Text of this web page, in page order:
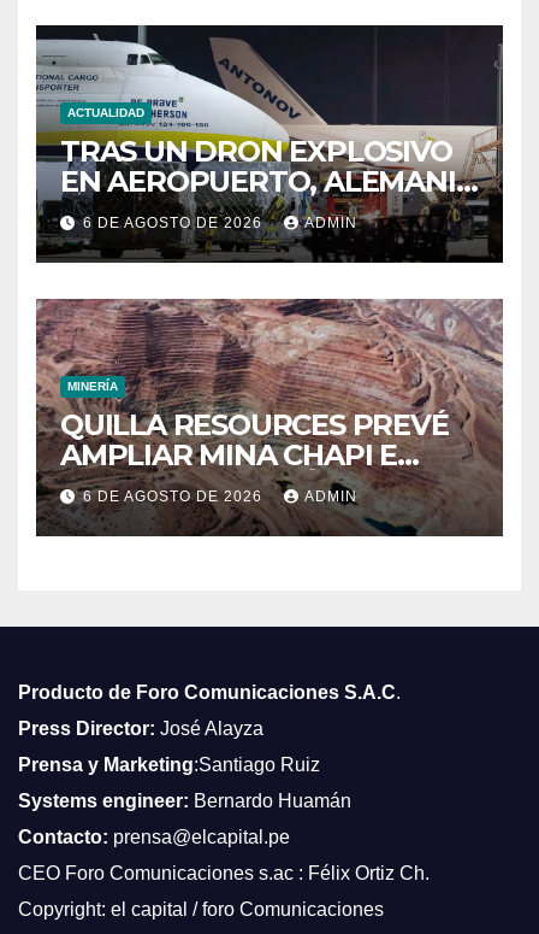
ACTUALIDAD
TRAS UN DRON EXPLOSIVO
EN AEROPUERTO, ALEMANIA
BUSCA OTRO
6 DE AGOSTO DE 2026 ADMIN
MINERÍA
QUILLA RESOURCES PREVÉ
AMPLIAR MINA CHAPI E
INICIAR EXPANSIÓN A FINES
DEL 2029
6 DE AGOSTO DE 2026 ADMIN
Producto de Foro Comunicaciones S.A.C.
Press Director: José Alayza
Prensa y Marketing:Santiago Ruiz
Systems engineer: Bernardo Huamán
Contacto: prensa@elcapital.pe
CEO Foro Comunicaciones s.ac : Félix Ortiz Ch.
Copyright: el capital / foro Comunicaciones